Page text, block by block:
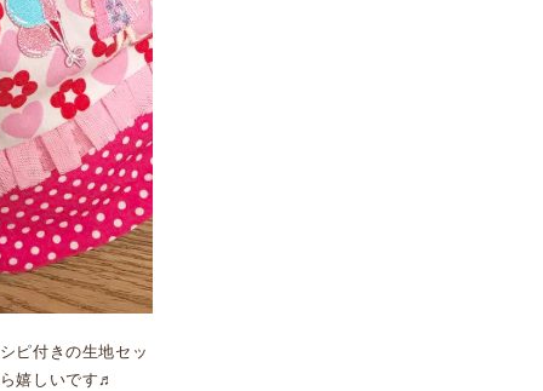
ピ付きの生地セッ
嬉しいです♬